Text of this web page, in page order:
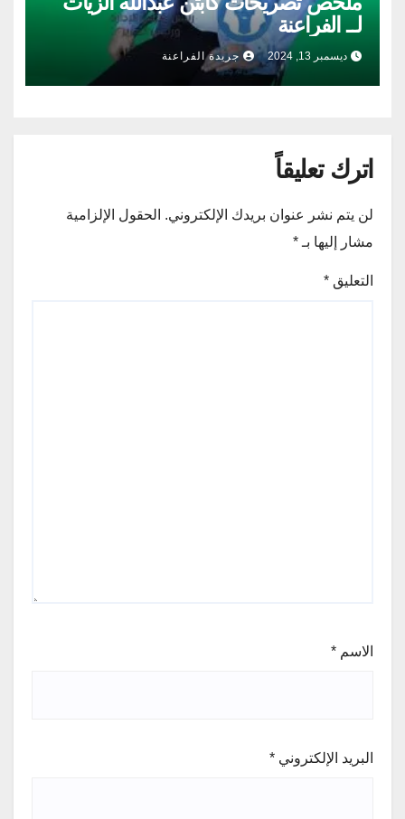
لــ الفراعنة
ديسمبر 13, 2024 جريدة الفراعنة
اترك تعليقاً
لن يتم نشر عنوان بريدك الإلكتروني. الحقول الإلزامية
مشار إليها بـ *
التعليق *
الاسم *
البريد الإلكتروني *